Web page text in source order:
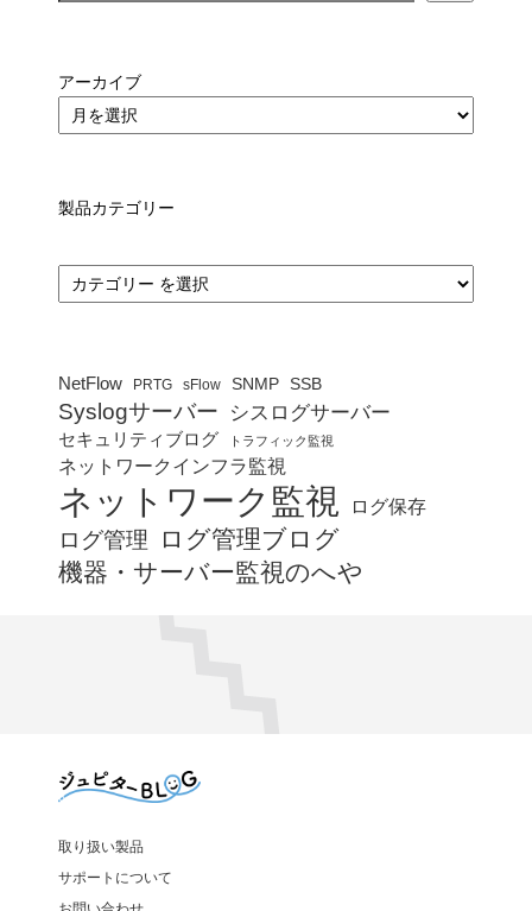
アーカイブ
製品カテゴリー
カ
テ
ゴ
NetFlow PRTG sFlow SNMP SSB
Syslogサーバー シスログサーバー
セキュリティブログ トラフィック監視
ネットワークインフラ監視
ネットワーク監視 ログ保存
ログ管理
ログ管理ブログ
機器・サーバー監視のへや
取り扱い製品
サポートについて